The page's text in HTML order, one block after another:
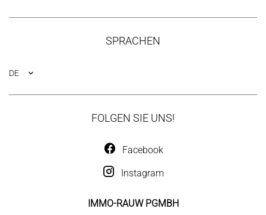
SPRACHEN
DE
FOLGEN SIE UNS!
Facebook
Instagram
IMMO-RAUW PGMBH